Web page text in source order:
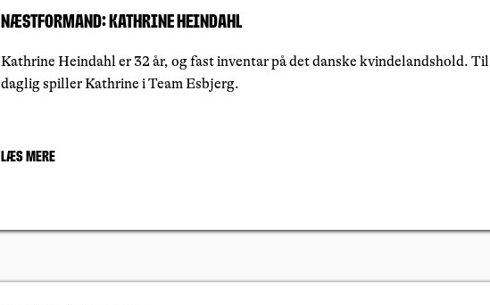
Næstformand: Kathrine Heindahl
Kathrine Heindahl er 32 år, og fast inventar på det danske kvindelandshold. Til
daglig spiller Kathrine i Team Esbjerg.
Læs mere